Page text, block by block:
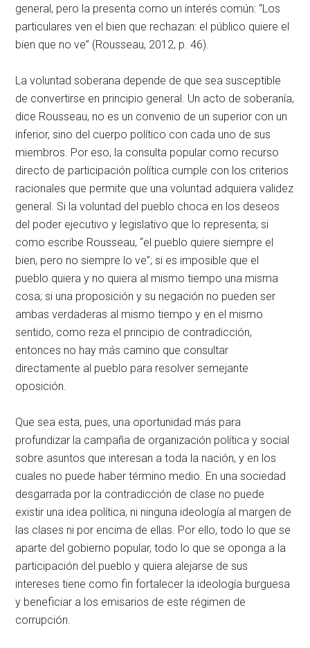
general, pero la presenta como un interés común: “Los
particulares ven el bien que rechazan: el público quiere el
bien que no ve” (Rousseau, 2012, p. 46).
La voluntad soberana depende de que sea susceptible
de convertirse en principio general. Un acto de soberanía,
dice Rousseau, no es un convenio de un superior con un
inferior, sino del cuerpo político con cada uno de sus
miembros. Por eso, la consulta popular como recurso
directo de participación política cumple con los criterios
racionales que permite que una voluntad adquiera validez
general. Si la voluntad del pueblo choca en los deseos
del poder ejecutivo y legislativo que lo representa; si
como escribe Rousseau, “el pueblo quiere siempre el
bien, pero no siempre lo ve”; si es imposible que el
pueblo quiera y no quiera al mismo tiempo una misma
cosa; si una proposición y su negación no pueden ser
ambas verdaderas al mismo tiempo y en el mismo
sentido, como reza el principio de contradicción,
entonces no hay más camino que consultar
directamente al pueblo para resolver semejante
oposición.
Que sea esta, pues, una oportunidad más para
profundizar la campaña de organización política y social
sobre asuntos que interesan a toda la nación, y en los
cuales no puede haber término medio. En una sociedad
desgarrada por la contradicción de clase no puede
existir una idea política, ni ninguna ideología al margen de
las clases ni por encima de ellas. Por ello, todo lo que se
aparte del gobierno popular, todo lo que se oponga a la
participación del pueblo y quiera alejarse de sus
intereses tiene como fin fortalecer la ideología burguesa
y beneficiar a los emisarios de este régimen de
corrupción.